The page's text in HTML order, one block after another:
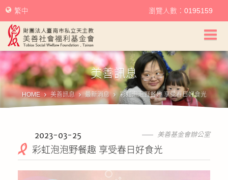
美善社會福利基金會首頁
關於美善
美善服務
幫助美善
繁中 瀏覽人數：0195159
美善訊息
HOME 美善訊息 最新消息 彩虹泡泡野餐趣 享受春日好食光
美善基金會辦公室
2023-03-25
彩虹泡泡野餐趣 享受春日好食光